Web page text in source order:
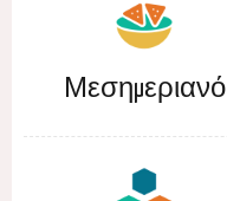
Μεσημεριανό